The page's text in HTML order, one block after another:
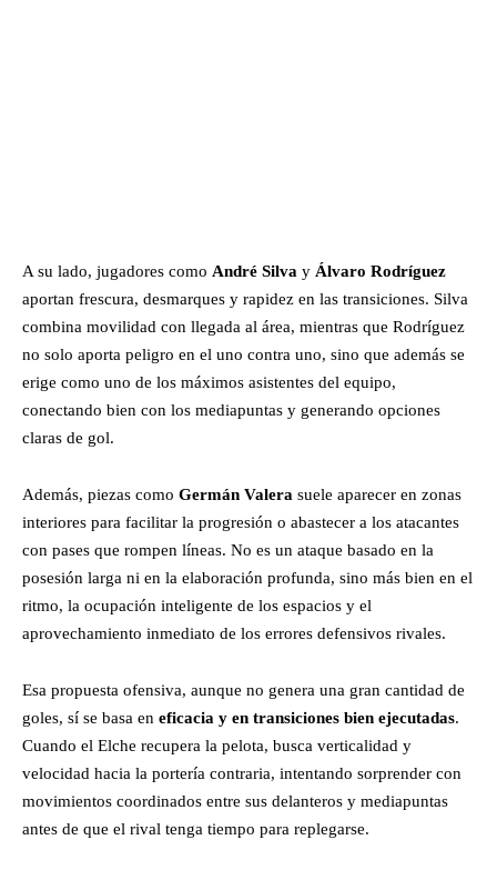
A su lado, jugadores como André Silva y Álvaro Rodríguez
aportan frescura, desmarques y rapidez en las transiciones. Silva
combina movilidad con llegada al área, mientras que Rodríguez
no solo aporta peligro en el uno contra uno, sino que además se
erige como uno de los máximos asistentes del equipo,
conectando bien con los mediapuntas y generando opciones
claras de gol.
Además, piezas como Germán Valera suele aparecer en zonas
interiores para facilitar la progresión o abastecer a los atacantes
con pases que rompen líneas. No es un ataque basado en la
posesión larga ni en la elaboración profunda, sino más bien en el
ritmo, la ocupación inteligente de los espacios y el
aprovechamiento inmediato de los errores defensivos rivales.
Esa propuesta ofensiva, aunque no genera una gran cantidad de
goles, sí se basa en eficacia y en transiciones bien ejecutadas.
Cuando el Elche recupera la pelota, busca verticalidad y
velocidad hacia la portería contraria, intentando sorprender con
movimientos coordinados entre sus delanteros y mediapuntas
antes de que el rival tenga tiempo para replegarse.